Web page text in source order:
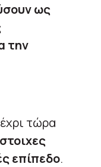
ως
την
τώρα
επίπεδο.